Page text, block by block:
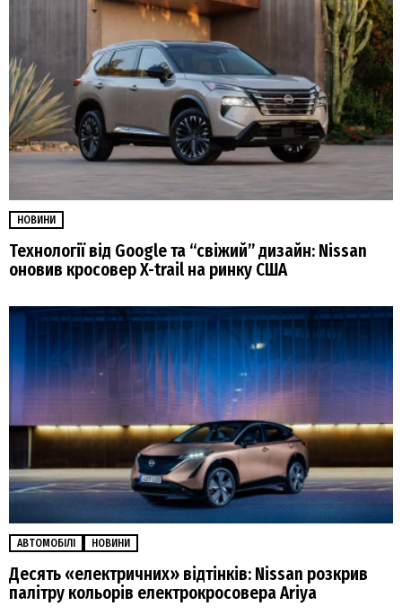
НОВИНИ
Технології від Google та “свіжий” дизайн: Nissan
оновив кросовер X-trail на ринку США
АВТОМОБІЛІ НОВИНИ
Десять «електричних» відтінків: Nissan розкрив
палітру кольорів електрокросовера Ariya